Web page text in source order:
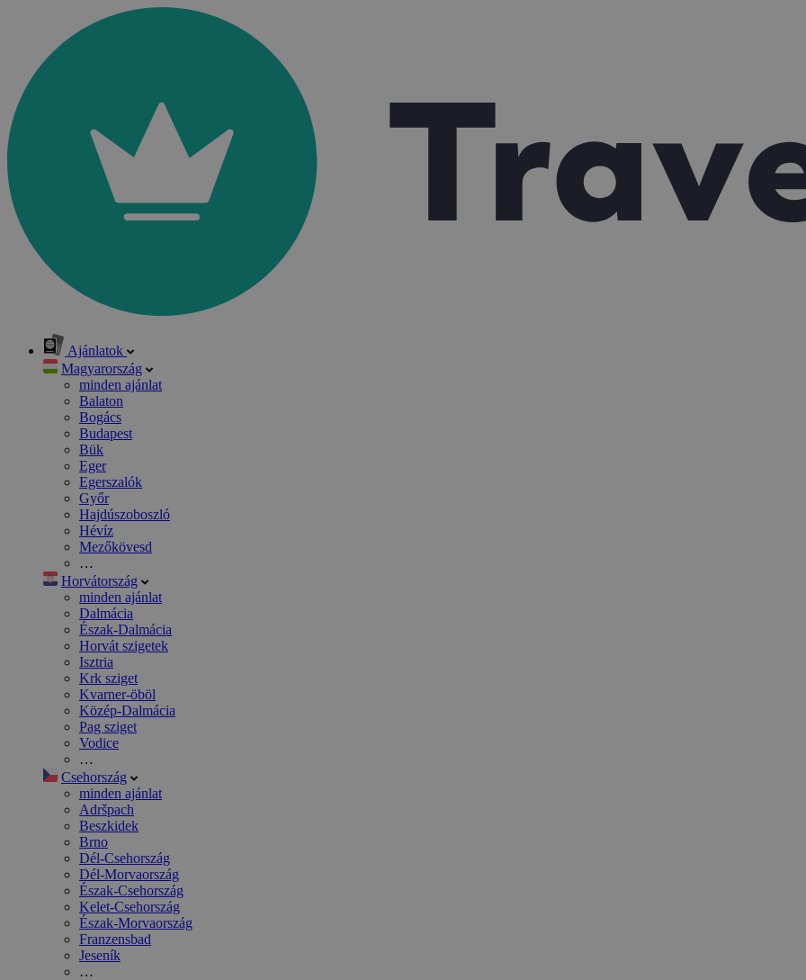
Ajánlatok
Magyarország
minden ajánlat
Balaton
Bogács
Budapest
Bük
Eger
Egerszalók
Győr
Hajdúszoboszló
Hévíz
Mezőkövesd
…
Horvátország
minden ajánlat
Dalmácia
Észak-Dalmácia
Horvát szigetek
Isztria
Krk sziget
Kvarner-öböl
Közép-Dalmácia
Pag sziget
Vodice
…
Csehország
minden ajánlat
Adršpach
Beszkidek
Brno
Dél-Csehország
Dél-Morvaország
Észak-Csehország
Kelet-Csehország
Észak-Morvaország
Franzensbad
Jeseník
…